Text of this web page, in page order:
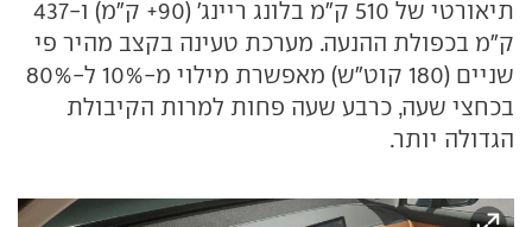
תיאורטי של 510 ק"מ בלונג ריינג' (90+ ק"מ) ו-437
ק"מ בכפולת ההנעה. מערכת טעינה בקצב מהיר פי
שניים (180 קוט"ש) מאפשרת מילוי מ-10% ל-80%
בכחצי שעה, כרבע שעה פחות למרות הקיבולת
הגדולה יותר.